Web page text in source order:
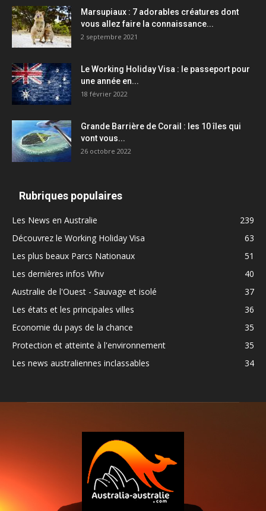
Marsupiaux : 7 adorables créatures dont
vous allez faire la connaissance...
2 septembre 2021
Le Working Holiday Visa : le passeport pour
une année en...
18 février 2022
Grande Barrière de Corail : les 10 îles qui
vont vous...
26 octobre 2022
Rubriques populaires
Les News en Australie
239
Découvrez le Working Holiday Visa
63
Les plus beaux Parcs Nationaux
51
Les dernières infos Whv
40
Australie de l'Ouest - Sauvage et isolé
37
Les états et les principales villes
36
Economie du pays de la chance
35
Protection et atteinte à l'environnement
35
Les news australiennes inclassables
34